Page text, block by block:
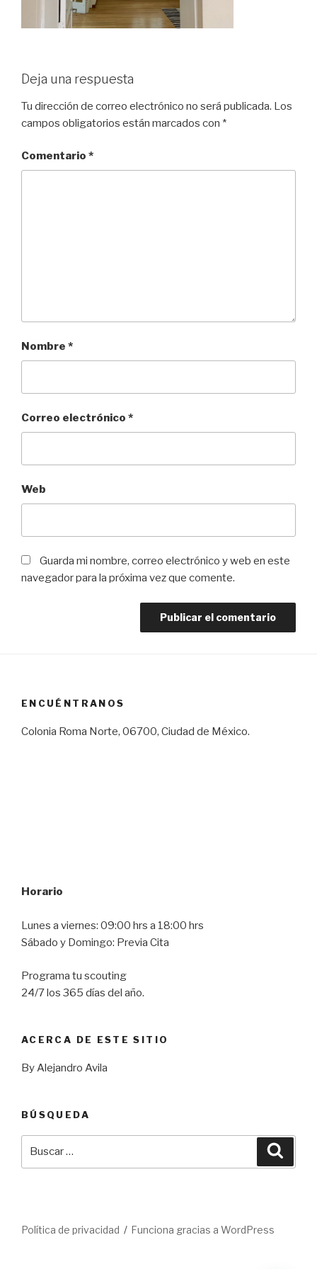
Deja una respuesta
Tu dirección de correo electrónico no será publicada. Los
campos obligatorios están marcados con *
Comentario *
Nombre *
Correo electrónico *
Web
Guarda mi nombre, correo electrónico y web en este
navegador para la próxima vez que comente.
ENCUÉNTRANOS
Colonia Roma Norte, 06700, Ciudad de México.
Horario
Lunes a viernes: 09:00 hrs a 18:00 hrs
Sábado y Domingo: Previa Cita
Programa tu scouting
24/7 los 365 días del año.
ACERCA DE ESTE SITIO
By Alejandro Avila
BÚSQUEDA
Política de privacidad Funciona gracias a WordPress